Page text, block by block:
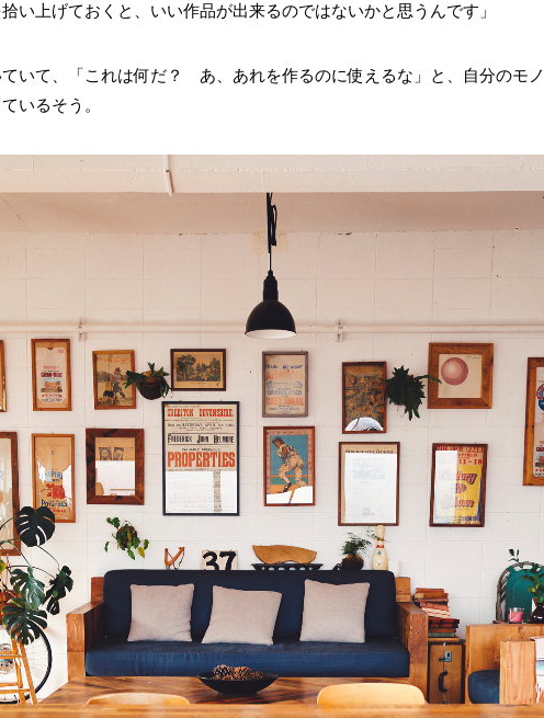
い上げておくと、いい作品が出来るのではないかと思うんです」
いて、「これは何だ？ あ、あれを作るのに使えるな」と、自分のモ
いるそう。